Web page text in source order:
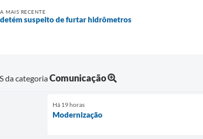
MAIS RECENTE
suspeito de furtar hidrômetros
da categoriaComunicação
Há 19 horas
Modernização